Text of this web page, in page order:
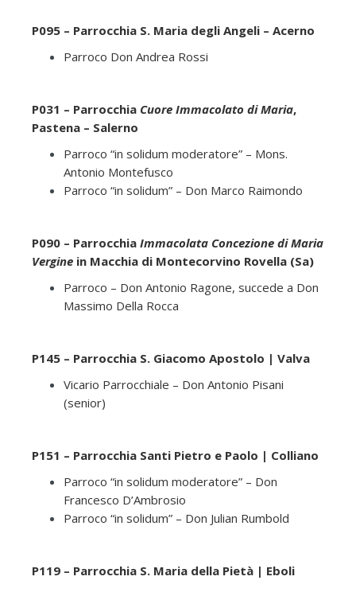
P095 – Parrocchia S. Maria degli Angeli – Acerno
Parroco Don Andrea Rossi
P031 – Parrocchia Cuore Immacolato di Maria,
Pastena – Salerno
Parroco “in solidum moderatore” – Mons.
Antonio Montefusco
Parroco “in solidum” – Don Marco Raimondo
P090 – Parrocchia Immacolata Concezione di Maria
Vergine in Macchia di Montecorvino Rovella (Sa)
Parroco – Don Antonio Ragone, succede a Don
Massimo Della Rocca
P145 – Parrocchia S. Giacomo Apostolo | Valva
Vicario Parrocchiale – Don Antonio Pisani
(senior)
P151 – Parrocchia Santi Pietro e Paolo | Colliano
Parroco “in solidum moderatore” – Don
Francesco D’Ambrosio
Parroco “in solidum” – Don Julian Rumbold
P119 – Parrocchia S. Maria della Pietà | Eboli